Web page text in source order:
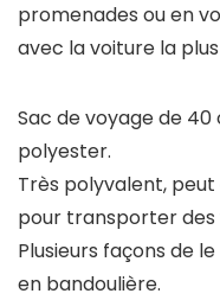
promenades ou en
avec la voiture la
Sac de voyage de
polyester.
Très polyvalent,
pour transporter
Plusieurs façons de
en bandoulière.